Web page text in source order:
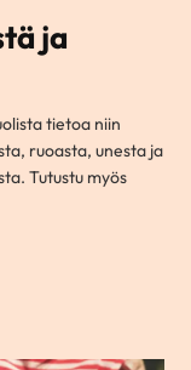
ja
tietoa niin
ruoasta, unesta ja
Tutustu myös